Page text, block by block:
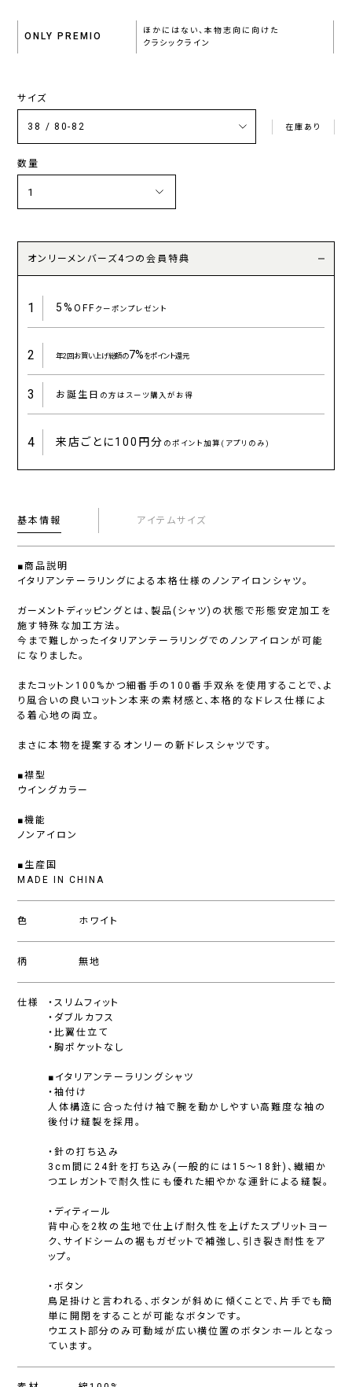
ONLY PREMIO
ほかにはない、本物志向に向けた
クラシックライン
サイズ
在庫あり
数量
オンリーメンバーズ4つの会員特典
1 5%OFFクーポンプレゼント
2 年2回お買い上げ総額の7%をポイント還元
3 お誕生日 の方はスーツ購入がお得
4 来店ごとに100円分 のポイント加算(アプリのみ)
基本情報 アイテムサイズ
■商品説明
イタリアンテーラリングによる本格仕様のノンアイロンシャツ。
ガーメントディッピングとは、製品(シャツ)の状態で形態安定加工を
施す特殊な加工方法。
今まで難しかったイタリアンテーラリングでのノンアイロンが可能
になりました。
またコットン100%かつ細番手の100番手双糸を使用することで、よ
り風合いの良いコットン本来の素材感と、本格的なドレス仕様によ
る着心地の両立。
まさに本物を提案するオンリーの新ドレスシャツです。
■襟型
ウイングカラー
■機能
ノンアイロン
■生産国
MADE IN CHINA
色 ホワイト
柄 無地
仕様
・スリムフィット
・ダブルカフス
・比翼仕立て
・胸ポケットなし
■イタリアンテーラリングシャツ
・袖付け
人体構造に合った付け袖で腕を動かしやすい高難度な袖の
後付け縫製を採用。
・針の打ち込み
3cm間に24針を打ち込み(一般的には15〜18針)、繊細か
つエレガントで耐久性にも優れた細やかな運針による縫製。
・ディティール
背中心を2枚の生地で仕上げ耐久性を上げたスプリットヨー
ク、サイドシームの裾もガゼットで補強し、引き裂き耐性をア
ップ。
・ボタン
鳥足掛けと言われる、ボタンが斜めに傾くことで、片手でも簡
単に開閉をすることが可能なボタンです。
ウエスト部分のみ可動域が広い横位置のボタンホールとなっ
ています。